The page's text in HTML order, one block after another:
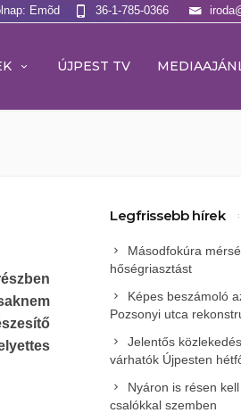
Emõd 36-1-785-0366
ÚJPEST TV
Legfrissebb hírek
Másodfokúra
hőségriasztást
Képes beszámoló
Pozsonyi utca
Jelentős
várhatók Újpesten
Nyáron is résen
csalókkal szemben